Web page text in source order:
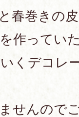
春巻きの
作ってい
くデコレ
せんので